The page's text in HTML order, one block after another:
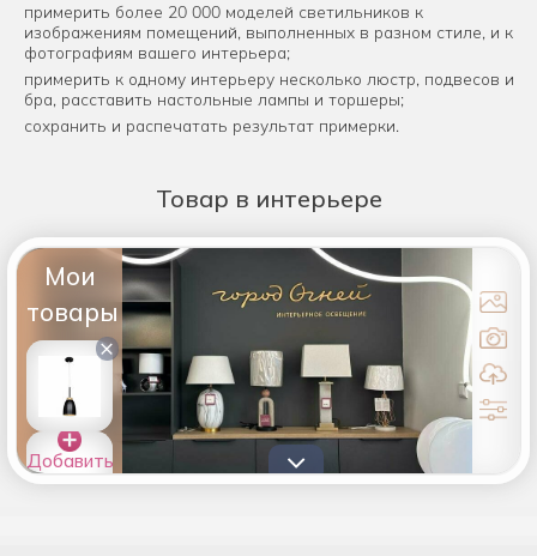
примерить более 20 000 моделей светильников к
изображениям помещений, выполненных в разном стиле, и к
фотографиям вашего интерьера;
примерить к одному интерьеру несколько люстр, подвесов и
бра, расставить настольные лампы и торшеры;
сохранить и распечатать результат примерки.
Товар в интерьере
Мои
товары
×
Добавить
товары в